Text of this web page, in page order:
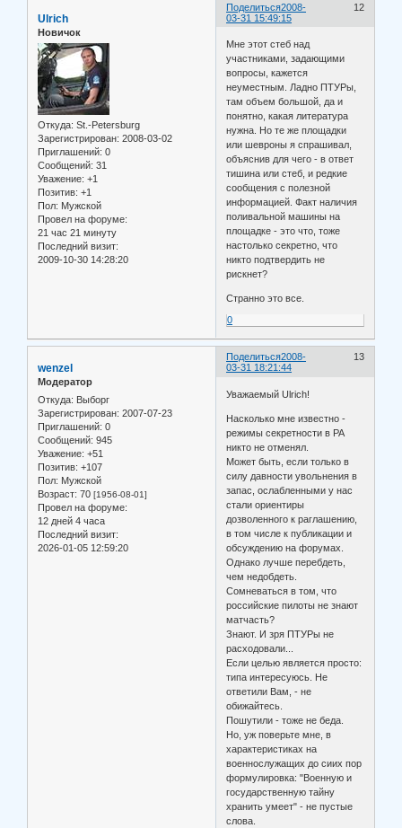
Поделиться 12
2008-
03-31 15:49:15
Ulrich
Новичок
Откуда: St.-Petersburg
Зарегистрирован: 2008-03-02
Приглашений: 0
Сообщений: 31
Уважение: +1
Позитив: +1
Пол: Мужской
Провел на форуме:
21 час 21 минуту
Последний визит:
2009-10-30 14:28:20
Мне этот стеб над
участниками, задающими
вопросы, кажется
неуместным. Ладно ПТУРы,
там объем большой, да и
понятно, какая литература
нужна. Но те же площадки
или шевроны я спрашивал,
объяснив для чего - в ответ
тишина или стеб, и редкие
сообщения с полезной
информацией. Факт наличия
поливальной машины на
площадке - это что, тоже
настолько секретно, что
никто подтвердить не
рискнет?
Странно это все.
0
Поделиться 13
2008-
03-31 18:21:44
wenzel
Модератор
Откуда: Выборг
Зарегистрирован: 2007-07-23
Приглашений: 0
Сообщений: 945
Уважение: +51
Позитив: +107
Пол: Мужской
Возраст: 70 [1956-08-01]
Провел на форуме:
12 дней 4 часа
Последний визит:
2026-01-05 12:59:20
Уважаемый Ulrich!
Насколько мне известно -
режимы секретности в РА
никто не отменял.
Может быть, если только в
силу давности увольнения в
запас, ослабленными у нас
стали ориентиры
дозволенного к раглашению,
в том числе к публикации и
обсуждению на форумах.
Однако лучше перебдеть,
чем недобдеть.
Сомневаться в том, что
российские пилоты не знают
матчасть?
Знают. И зря ПТУРы не
расходовали...
Если целью является просто:
типа интересуюсь. Не
ответили Вам, - не
обижайтесь.
Пошутили - тоже не беда.
Но, уж поверьте мне, в
характеристиках на
военнослужащих до сиих пор
формулировка: "Военную и
государственную тайну
хранить умеет" - не пустые
слова.